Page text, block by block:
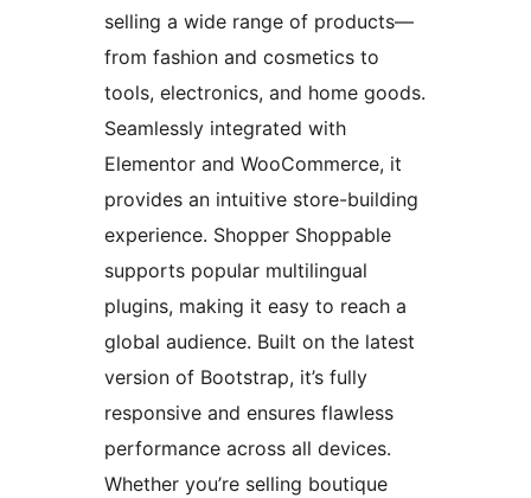
selling a wide range of products—
from fashion and cosmetics to
tools, electronics, and home goods.
Seamlessly integrated with
Elementor and WooCommerce, it
provides an intuitive store-building
experience. Shopper Shoppable
supports popular multilingual
plugins, making it easy to reach a
global audience. Built on the latest
version of Bootstrap, it’s fully
responsive and ensures flawless
performance across all devices.
Whether you’re selling boutique